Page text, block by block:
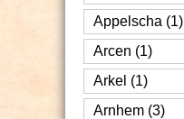
Appelscha (1)
Arcen (1)
Arkel (1)
Arnhem (3)